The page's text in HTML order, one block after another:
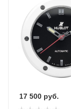
17 500 руб.